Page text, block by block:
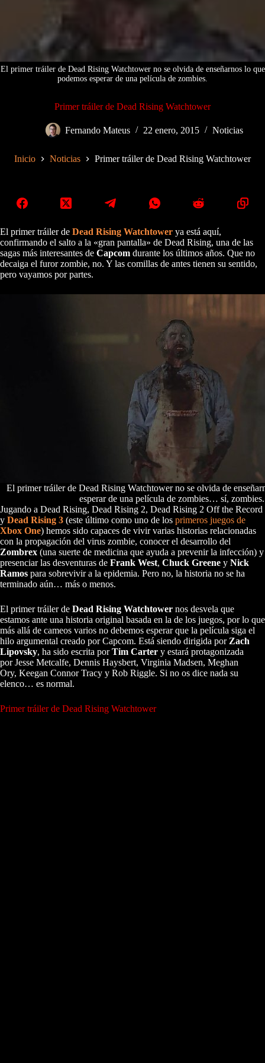
El primer tráiler de Dead Rising Watchtower no se olvida de enseñarnos lo que
podemos esperar de una película de zombies.
Primer tráiler de Dead Rising Watchtower
Fernando Mateus 22 enero, 2015 Noticias
Inicio Noticias Primer tráiler de Dead Rising Watchtower
El primer tráiler de Dead Rising Watchtower ya está aquí,
confirmando el salto a la «gran pantalla» de Dead Rising, una de las
sagas más interesantes de Capcom durante los últimos años. Que no
decaiga el furor zombie, no. Y las comillas de antes tienen su sentido,
pero vayamos por partes.
El primer tráiler de Dead Rising Watchtower no se olvida de
esperar de una película de zombies… sí, zombies.
Jugando a Dead Rising, Dead Rising 2, Dead Rising 2 Off the Record
y Dead Rising 3 (este último como uno de los primeros juegos de
Xbox One) hemos sido capaces de vivir varias historias relacionadas
con la propagación del virus zombie, conocer el desarrollo del
Zombrex (una suerte de medicina que ayuda a prevenir la infección) y
presenciar las desventuras de Frank West, Chuck Greene y Nick
Ramos para sobrevivir a la epidemia. Pero no, la historia no se ha
terminado aún… más o menos.
El primer tráiler de Dead Rising Watchtower nos desvela que
estamos ante una historia original basada en la de los juegos, por lo que
más allá de cameos varios no debemos esperar que la película siga el
hilo argumental creado por Capcom. Está siendo dirigida por Zach
Lipovsky, ha sido escrita porTim Carter y estará protagonizada
por Jesse Metcalfe, Dennis Haysbert, Virginia Madsen, Meghan
Ory, Keegan Connor Tracy y Rob Riggle. Si no os dice nada su
elenco… es normal.
Primer tráiler de Dead Rising Watchtower